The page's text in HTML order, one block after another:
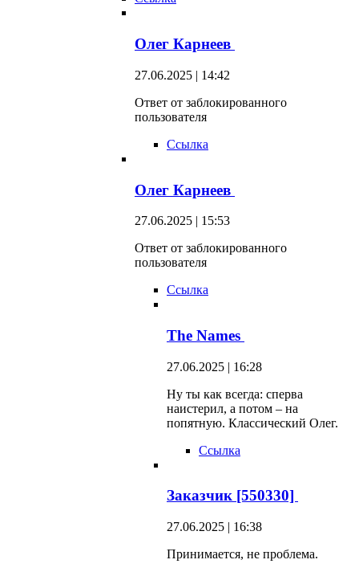
Олег Карнеев
27.06.2025 | 14:42
Ответ от заблокированного
пользователя
Ссылка
Олег Карнеев
27.06.2025 | 15:53
Ответ от заблокированного
пользователя
Ссылка
The Names
27.06.2025 | 16:28
Ну ты как всегда: сперва
наистерил, а потом – на
попятную. Классический Олег.
Ссылка
Заказчик [550330]
27.06.2025 | 16:38
Принимается, не проблема.